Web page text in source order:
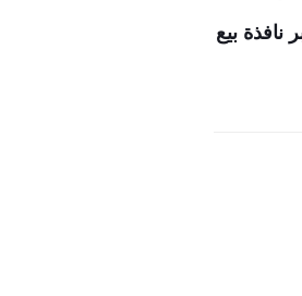
نافذة بيع